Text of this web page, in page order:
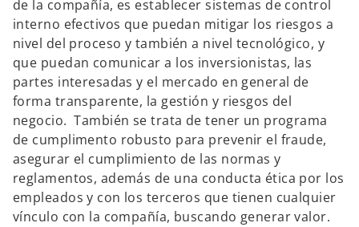
de la compañía, es establecer sistemas de control
interno efectivos que puedan mitigar los riesgos a
nivel del proceso y también a nivel tecnológico, y
que puedan comunicar a los inversionistas, las
partes interesadas y el mercado en general de
forma transparente, la gestión y riesgos del
negocio. También se trata de tener un programa
de cumplimento robusto para prevenir el fraude,
asegurar el cumplimiento de las normas y
reglamentos, además de una conducta ética por los
empleados y con los terceros que tienen cualquier
vínculo con la compañía, buscando generar valor.